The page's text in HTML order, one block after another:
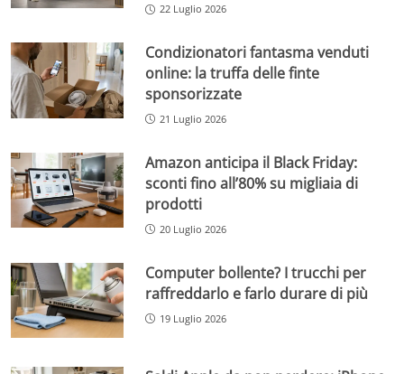
22 Luglio 2026
Condizionatori fantasma venduti
online: la truffa delle finte
sponsorizzate
21 Luglio 2026
Amazon anticipa il Black Friday:
sconti fino all’80% su migliaia di
prodotti
20 Luglio 2026
Computer bollente? I trucchi per
raffreddarlo e farlo durare di più
19 Luglio 2026